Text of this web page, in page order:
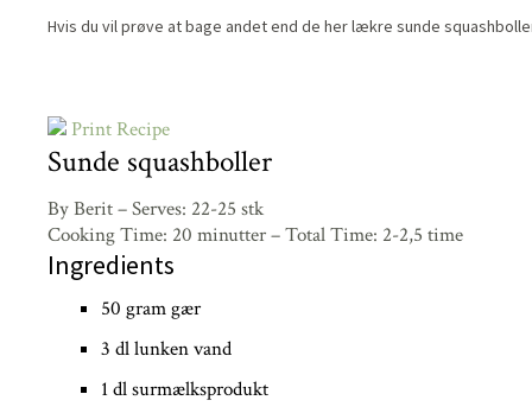
Hvis du vil prøve at bage andet end de her lækre sunde
Print Recipe
Sunde squashboller
By Berit–Serves: 22-25 stk
Cooking Time: 20 minutter–Total Time: 2-2,5 time
Ingredients
50 gram gær
3 dl lunken vand
1 dl surmælksprodukt